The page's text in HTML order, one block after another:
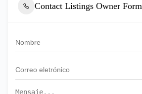
Contact Listings Owner Form